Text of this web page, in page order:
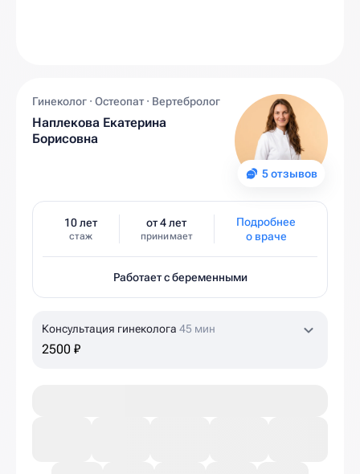
5 отзывов
Гинеколог · Остеопат · Вертебролог
Наплекова Екатерина
Борисовна
10 лет
стаж
от 4 лет
принимает
Подробнее
о враче
Работает с беременными
Консультация гинеколога 45 мин
2500 ₽